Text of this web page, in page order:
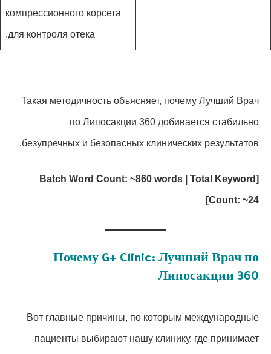
компрессионного корсета
для контроля отека.
Такая методичность объясняет, почему Лучший Врач
по Липосакции 360 добивается стабильно
безупречных и безопасных клинических результатов.
[Batch Word Count: ~860 words | Total Keyword
Count: ~24]
Почему G+ Clinic: Лучший Врач по
Липосакции 360
Вот главные причины, по которым международные
пациенты выбирают нашу клинику, где принимает